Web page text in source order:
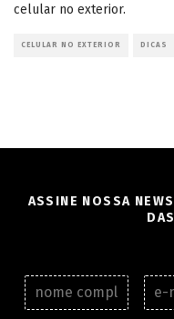
celular no exterior.
CELULAR NO EXTERIOR DICAS
ASSINE NOSSA
N
o